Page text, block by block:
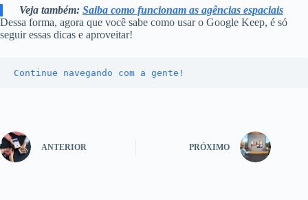
Veja também: Saiba como funcionam as agências espaciais
Dessa forma, agora que você sabe como usar o Google Keep, é só
seguir essas dicas e aproveitar!
Continue navegando com a gente!
ANTERIOR PRÓXIMO